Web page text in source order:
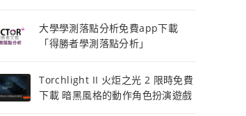
大學學測落點分析免費app下載
「得勝者學測落點分析」
Torchlight II 火炬之光 2 限時免費
下載 暗黑風格的動作角色扮演遊戲